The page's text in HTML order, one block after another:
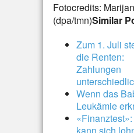
Fotocredits:
(dpa/tmn)Similar
Zum 1. Juli
die Renten:
Zahlungen
Wenn das
Leukämie